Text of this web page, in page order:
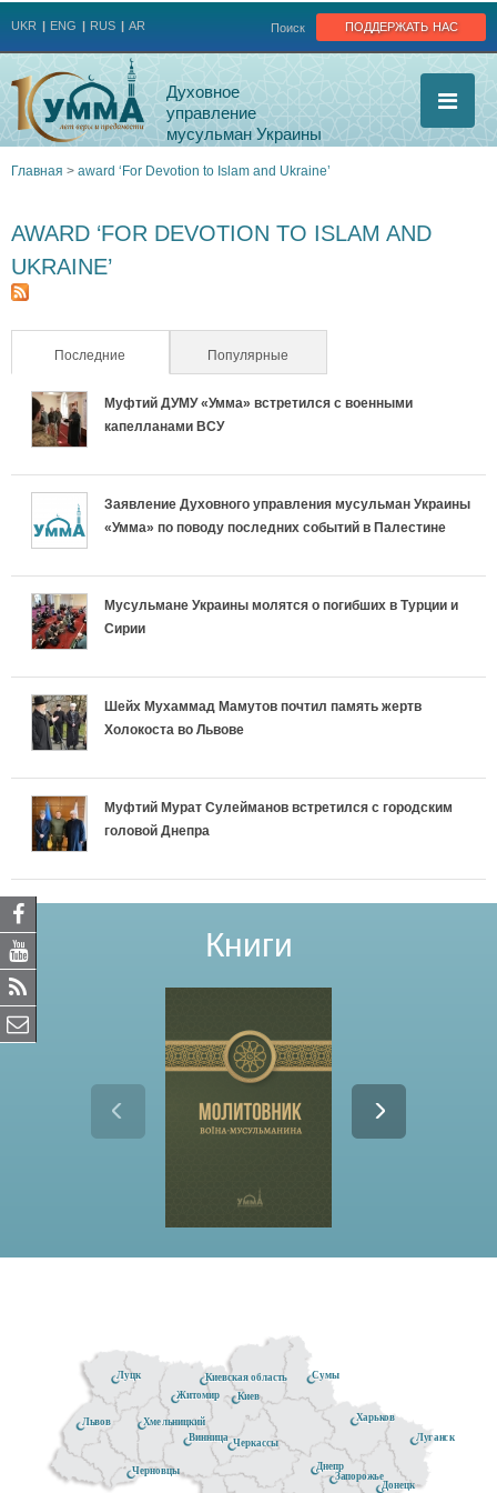
поддержать нас
Поиск
UKR ENG RUS AR
Духовное
управление
мусульман Украины
Главная > award ‘For Devotion to Islam and Ukraine’
AWARD ‘FOR DEVOTION TO ISLAM AND
UKRAINE’
Последние (активная вкладка)Популярные
Муфтий ДУМУ «Умма» встретился с военными
капелланами ВСУ
Заявление Духовного управления мусульман Украины
«Умма» по поводу последних событий в Палестине
Мусульмане Украины молятся о погибших в Турции и
Сирии
Шейх Мухаммад Мамутов почтил память жертв
Холокоста во Львове
Муфтий Мурат Сулейманов встретился с городским
головой Днепра
Книги
Черкассы
Черновцы
Сумы
Луганск
Донецк
Киев
Днепр
Киевская область
Запорожье
Житомир
Винница
Хмельницкий
Луцк
Львов Харьков